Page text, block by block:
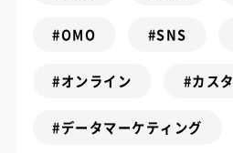
#OMO #SNS
#オンライン #カス
#データマーケティング